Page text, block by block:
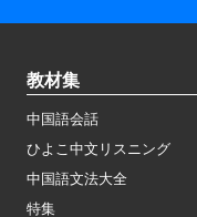
教材集
中国語会話
ひよこ中文リスニング
中国語文法大全
特集